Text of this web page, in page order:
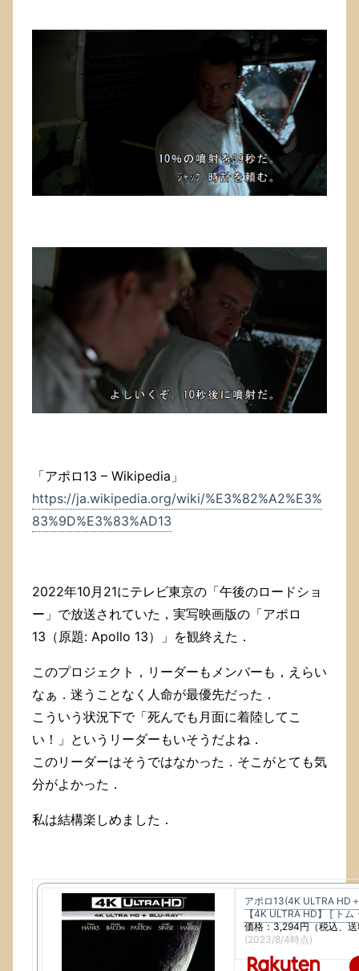
「アポロ13 – Wikipedia」
https://ja.wikipedia.org/wiki/%E3%82%A2%E3%
83%9D%E3%83%AD13
2022年10月21にテレビ東京の「午後のロードショ
ー」で放送されていた，実写映画版の「アポロ
13（原題: Apollo 13）」を観終えた．
このプロジェクト，リーダーもメンバーも，えらい
なぁ．迷うことなく人命が最優先だった．
こういう状況下で「死んでも月面に着陸してこ
い！」というリーダーもいそうだよね．
このリーダーはそうではなかった．そこがとても気
分がよかった．
私は結構楽しめました．
アポロ13(4K ULTRA HD
【4K ULTRA HD】 [ トム
価格：3,294円（税込、
(2023/8/4時点)